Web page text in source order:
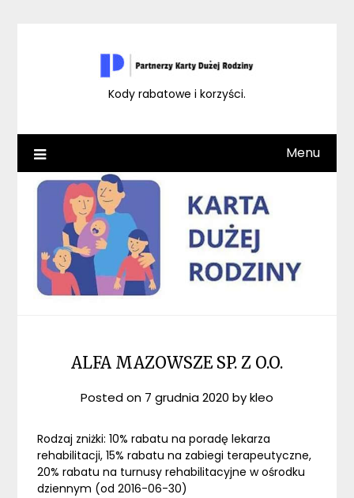
Kody rabatowe i korzyści.
Menu
ALFA MAZOWSZE SP. Z O.O.
Posted on 7 grudnia 2020 bykleo
Rodzaj zniżki: 10% rabatu na poradę lekarza
rehabilitacji, 15% rabatu na zabiegi terapeutyczne,
20% rabatu na turnusy rehabilitacyjne w ośrodku
dziennym (od 2016-06-30)